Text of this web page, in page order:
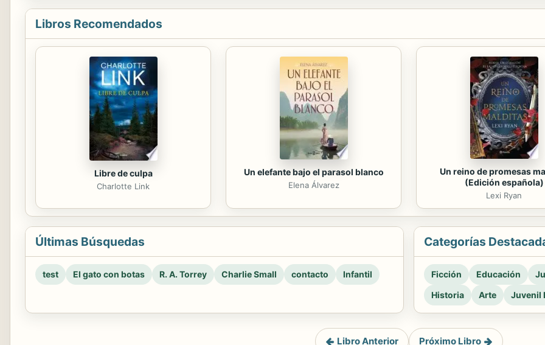
Libros Recomendados
Libre de culpa
Charlotte Link
Un elefante bajo el parasol blanco
Elena Álvarez
Un reino de promesas
(Edición española)
Lexi Ryan
Últimas Búsquedas
test El gato con botas R. A. Torrey Charlie Small contacto Infantil
Categorías
Ficción Educación
Historia
Arte Juvenil
Libro Anterior Próximo Libro